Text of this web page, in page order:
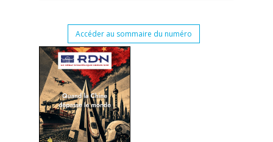
Accéder au sommaire du numéro